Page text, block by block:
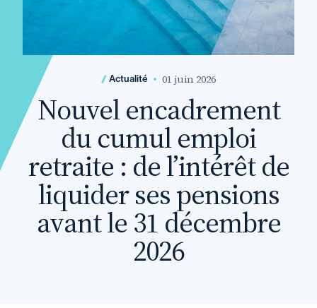
Actualité 01 juin 2026
Nouvel encadrement
du cumul emploi
retraite : de l’intérêt de
liquider ses pensions
avant le 31 décembre
2026